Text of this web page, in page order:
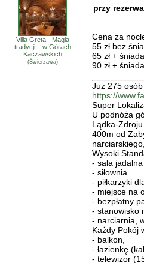
Villa Greta - Magia
tradycji... w Górach
Kaczawskich
(Świerzawa)
przy
Cena za
55 zł bez
65 zł +
90 zł +
Już 275
https://
Super
U podnóża
Lądka-
400m od
Wysoki
- sala
- siłownia
- piłkarzyki
- miejsce na
- bezpłatny
- stanowisko
- narciarnia,
Każdy Pokój
- balkon,
- łazienkę
- telewizor